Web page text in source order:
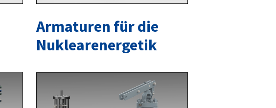
Armaturen für die
Nuklearenergetik